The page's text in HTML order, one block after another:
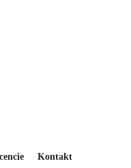
Kontakt